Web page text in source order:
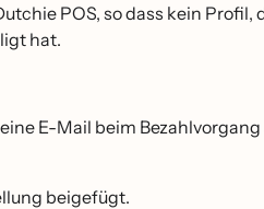
POS, so dass kein Profil,
hat.
E-Mail beim Bezahlvorgang
beigefügt.